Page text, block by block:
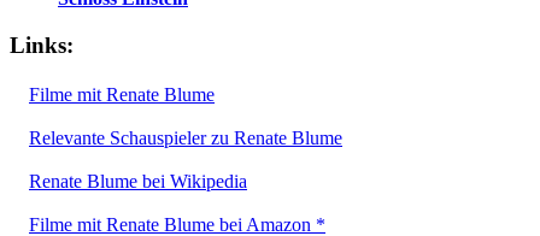
Links:
Filme mit Renate Blume
Relevante Schauspieler zu Renate Blume
Renate Blume bei Wikipedia
Filme mit Renate Blume bei Amazon *